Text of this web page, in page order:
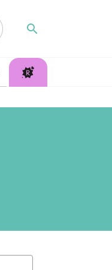
search
search